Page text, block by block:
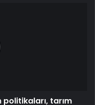
politikaları, tarım